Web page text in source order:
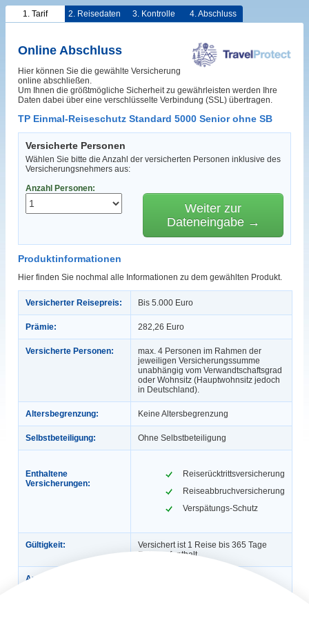
1. Tarif 2. Reisedaten 3. Kontrolle 4. Abschluss
Online Abschluss
Hier können Sie die gewählte Versicherung
online abschließen.
Um Ihnen die größtmögliche Sicherheit zu gewährleisten werden Ihre
Daten dabei über eine verschlüsselte Verbindung (SSL) übertragen.
TP Einmal-Reiseschutz Standard 5000 Senior ohne SB
Versicherte Personen
Wählen Sie bitte die Anzahl der versicherten Personen inklusive des
Versicherungsnehmers aus:
Anzahl Personen:
Weiter zur
Dateneingabe →
Produktinformationen
Hier finden Sie nochmal alle Informationen zu dem gewählten Produkt.
Versicherter Reisepreis: Bis 5.000 Euro
Prämie: 282,26 Euro
Versicherte Personen:
max. 4 Personen im Rahmen der
jeweiligen Versicherungssumme
unabhängig vom Verwandtschaftsgrad
oder Wohnsitz (Hauptwohnsitz jedoch
in Deutschland).
Altersbegrenzung: Keine Altersbegrenzung
Selbstbeteiligung: Ohne Selbstbeteiligung
Enthaltene
Versicherungen:
Reiserücktrittsversicherung
Reiseabbruchversicherung
Verspätungs-Schutz
Gültigkeit:
Versichert ist 1 Reise bis 365 Tage
Reiseaufenthalt.
Automatische